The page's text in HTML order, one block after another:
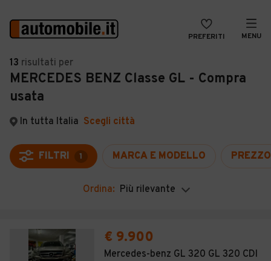
PREFERITI MENU
Auto
Auto usate
Auto Km 0
Auto Nuove
Moto
Camper
VENDI
MAGAZINE
ACCEDI
13 risultati per
MERCEDES BENZ Classe GL - Compra
usata
In tutta Italia Scegli città
FILTRI 1 MARCA E MODELLO PREZZO
Ordina: Più rilevante
€ 9.900
Mercedes-benz GL 320 GL 320 CDI